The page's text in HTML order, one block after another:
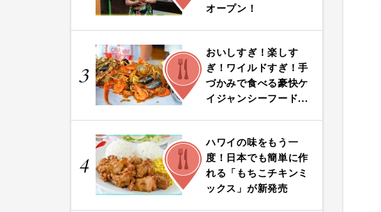
オープン！
3
FOOD
おいしすぎ！楽しす
ぎ！ワイルドすぎ！手
づかみで食べる豪快ケ
イジャンシーフード...
4
FOOD
ハワイの味をもう一
度！日本でも簡単に作
れる「もちこチキンミ
ックス」が新発売